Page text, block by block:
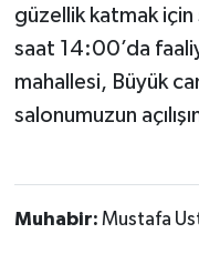
güzellik katmak
saat 14:00’da
mahallesi, Büyük
salonumuzun
Muhabir: Mustafa